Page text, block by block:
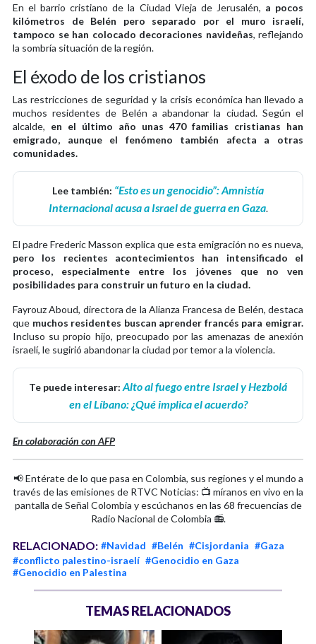
En el barrio cristiano de la Ciudad Vieja de Jerusalén, a pocos
kilómetros de Belén pero separado por el muro israelí,
tampoco se han colocado decoraciones navideñas, reflejando
la sombría situación de la región.
El éxodo de los cristianos
Las restricciones de seguridad y la crisis económica han llevado a
muchos residentes de Belén a abandonar la ciudad. Según el
alcalde, en el último año unas 470 familias cristianas han
emigrado, aunque el fenómeno también afecta a otras
comunidades.
Lee también: “Esto es un genocidio”: Amnistía
Internacional acusa a Israel de guerra en Gaza.
El padre Frederic Masson explica que esta emigración no es nueva,
pero los recientes acontecimientos han intensificado el
proceso, especialmente entre los jóvenes que no ven
posibilidades para construir un futuro en la ciudad.
Fayrouz Aboud, directora de la Alianza Francesa de Belén, destaca
que muchos residentes buscan aprender francés para emigrar.
Incluso su propio hijo, preocupado por las amenazas de anexión
israelí, le sugirió abandonar la ciudad por temor a la violencia.
Te puede interesar: Alto al fuego entre Israel y Hezbolá
en el Líbano: ¿Qué implica el acuerdo?
En colaboración con AFP
📢 Entérate de lo que pasa en Colombia, sus regiones y el mundo a
través de las emisiones de RTVC Noticias: 📺 míranos en vivo en la
pantalla de Señal Colombia y escúchanos en las 68 frecuencias de
Radio Nacional de Colombia 📻.
RELACIONADO: #Navidad #Belén #Cisjordania #Gaza
#conflicto palestino-israelí #Genocidio en Gaza
#Genocidio en Palestina
TEMAS RELACIONADOS